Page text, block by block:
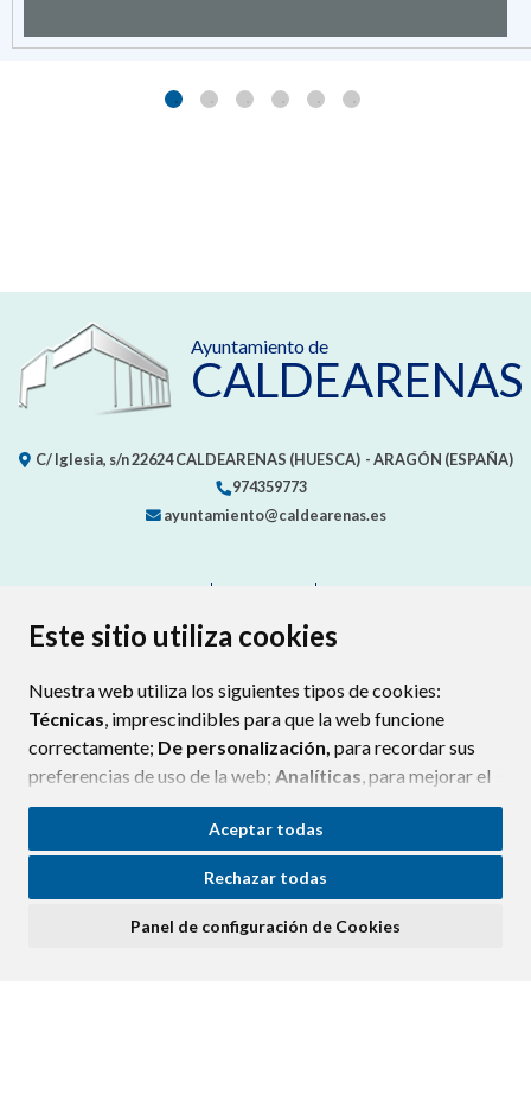
Este sitio utiliza cookies
Nuestra web utiliza los siguientes tipos de cookies:
Técnicas, imprescindibles para que la web funcione
correctamente; De personalización, para recordar sus
preferencias de uso de la web; Analíticas, para mejorar el
funcionamiento de la web y sus servicios.
Si acepta pulsando el botón“Aceptar todas”
consideramos que acepta su uso. Si pulsa el botón
ninguna acción, se guardarán las cookies técnicas
Aceptar todas
Rechazar todas
Panel de configuración de Cookies
Ayuntamiento de
CALDEARENAS
C/ Iglesia, s/n22624 CALDEARENAS (HUESCA) - ARAGÓN (ESPAÑA)
974359773
ayuntamiento@caldearenas.es
PROTECCIÓN DE DATOS
POLÍTICA DE COOKIES